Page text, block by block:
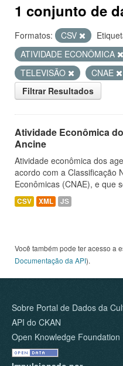
1 conjunto de
Formatos: CSV
ATIVIDADE ECONÔMICA
TELEVISÃO
CNAE
Filtrar Resultados
Atividade Econômica
Ancine
Atividade econômica dos
acordo com a Classificação
Econômicas (CNAE), e que
CSV XML JS
Você também pode ter acesso a
Documentação da API).
Sobre Portal de Dados da
API do CKAN
Open Knowledge Foundation